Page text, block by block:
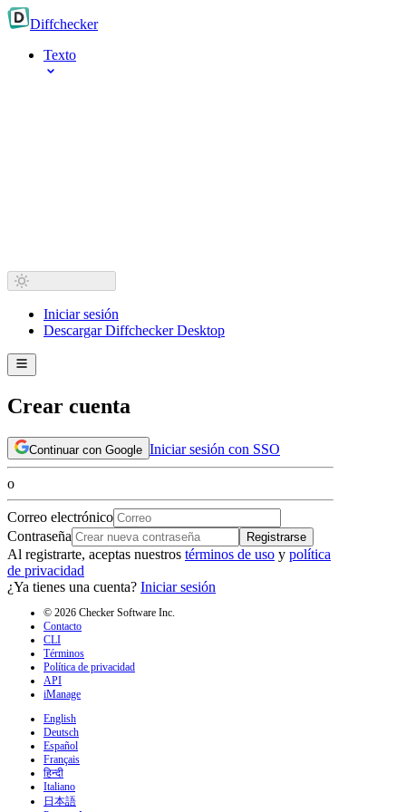
Diffchecker
Texto
Iniciar sesión
Descargar Diffchecker Desktop
Crear cuenta
Continuar con Google Iniciar sesión con SSO
o
Correo electrónico
Contraseña
Registrarse
Al registrarte, aceptas nuestros términos de uso y política
de privacidad
¿Ya tienes una cuenta? Iniciar sesión
© 2026 Checker Software Inc.
Contacto
CLI
Términos
Política de privacidad
API
iManage
English
Deutsch
Español
Français
हिन्दी
Italiano
日本語